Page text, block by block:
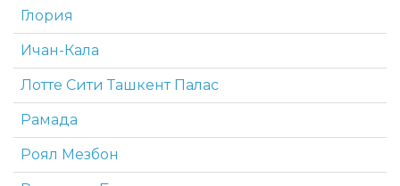
Глория
Ичан-Кала
Лотте Сити Ташкент Палас
Рамада
Роял Мезбон